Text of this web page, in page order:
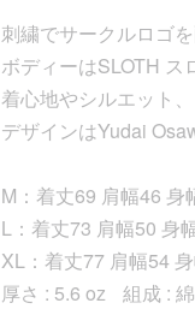
刺繍でサークルロゴ
ボディーはSLOTH ス
着心地やシルエット
デザインはYudai
M：着丈69 肩幅46 身
L：着丈73 肩幅50 身
XL：着丈77 肩幅54
厚さ : 5.6 oz 組成 :